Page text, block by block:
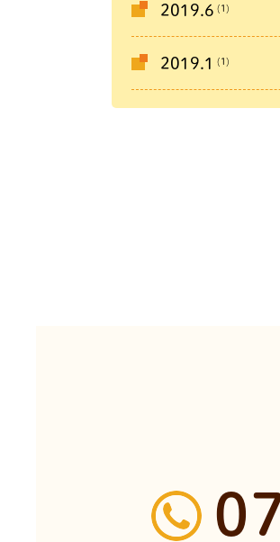
2019.6 (1)
2019.1 (1)